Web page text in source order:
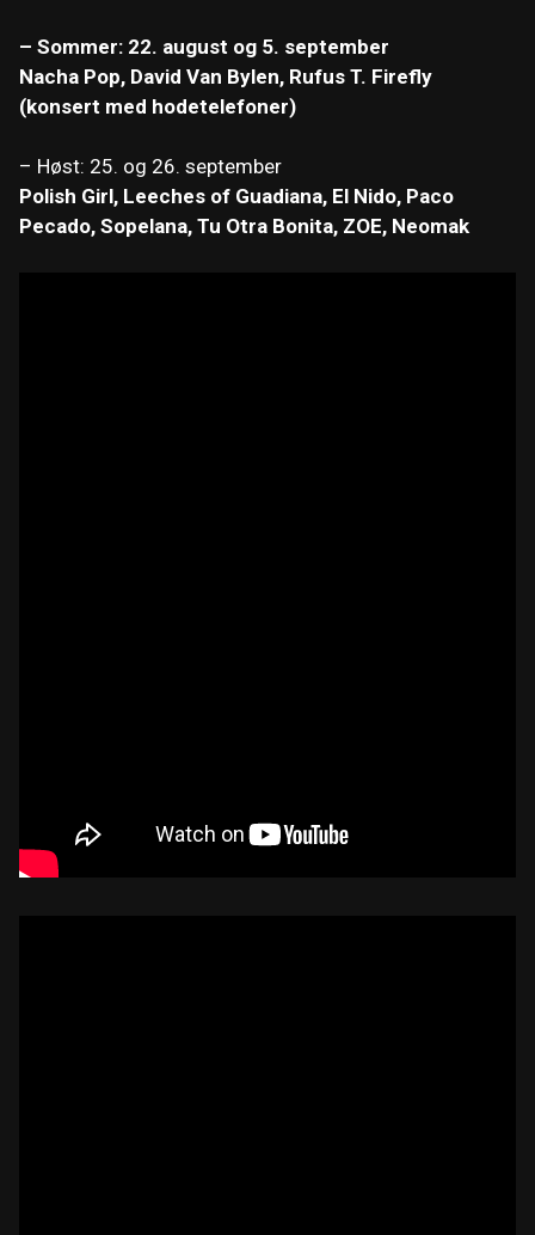
– Sommer: 22. august og 5. september
Nacha Pop, David Van Bylen, Rufus T. Firefly
(konsert med hodetelefoner)
– Høst: 25. og 26. september
Polish Girl, Leeches of Guadiana, El Nido, Paco
Pecado, Sopelana, Tu Otra Bonita, ZOE, Neomak